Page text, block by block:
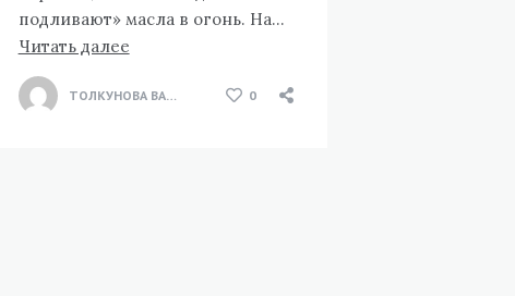
подливают» масла в огонь. На…
Читать далее
ТОЛКУНОВА ВАЛЕНТИНА 0